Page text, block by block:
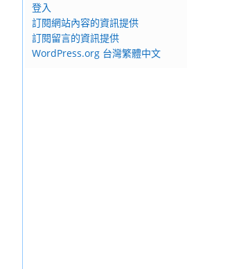
登入
訂閱網站內容的資訊提供
訂閱留言的資訊提供
WordPress.org 台灣繁體中文